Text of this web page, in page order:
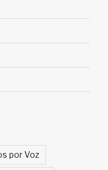
por Voz